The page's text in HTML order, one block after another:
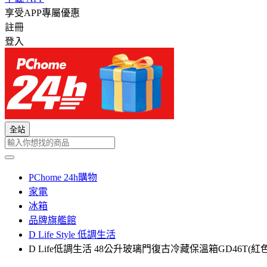
享受APP專屬優惠
註冊
登入
全站
PChome 24h購物
家電
冰箱
品牌旗艦館
D Life Style 低調生活
D Life低調生活 48公升玻璃門復古冷藏保溫箱GD46T(紅